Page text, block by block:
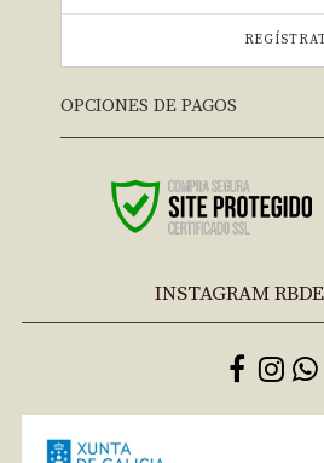
OPCIONES DE PAGOS
INSTAGRAM